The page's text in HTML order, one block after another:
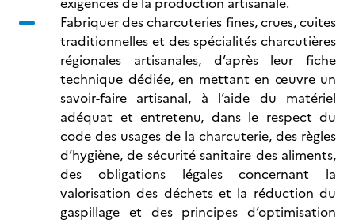
Fabriquer des charcuteries fines, crues, cuites
traditionnelles et des spécialités charcutières
régionales artisanales, d’après leur fiche
technique dédiée, en mettant en œuvre un
savoir-faire artisanal, à l’aide du matériel
adéquat et entretenu, dans le respect du
code des usages de la charcuterie, des règles
d’hygiène, de sécurité sanitaire des aliments,
des obligations légales concernant la
valorisation des déchets et la réduction du
gaspillage et des principes d’optimisation